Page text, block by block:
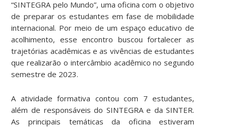
“SINTEGRA pelo Mundo”, uma oficina com o objetivo
de preparar os estudantes em fase de mobilidade
internacional. Por meio de um espaço educativo de
acolhimento, esse encontro buscou fortalecer as
trajetórias acadêmicas e as vivências de estudantes
que realizarão o intercâmbio acadêmico no segundo
semestre de 2023.
A atividade formativa contou com 7 estudantes,
além de responsáveis do SINTEGRA e da SINTER.
As principais temáticas da oficina estiveram